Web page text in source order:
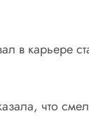
в карьере
что